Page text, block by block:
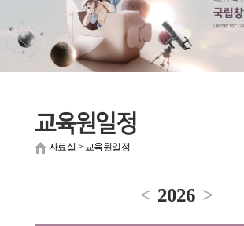
교육원일정
자료실 > 교육원일정
< 2026 >